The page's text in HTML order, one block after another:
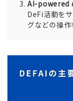
AI-powered
DeFi活動を
グなどの操作